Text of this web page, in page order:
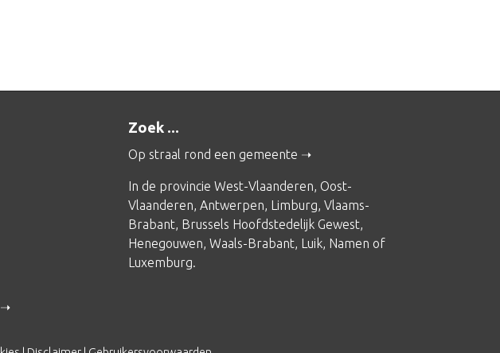
Zoek ...
Op straal rond een gemeente
In de provincie West-Vlaanderen, Oost-
Vlaanderen, Antwerpen, Limburg, Vlaams-
Brabant, Brussels Hoofdstedelijk Gewest,
Henegouwen, Waals-Brabant, Luik, Namen of
Luxemburg.